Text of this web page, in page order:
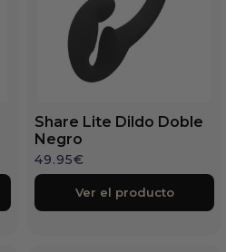
Share Lite Dildo Doble
Negro
49.95€
Ver el producto